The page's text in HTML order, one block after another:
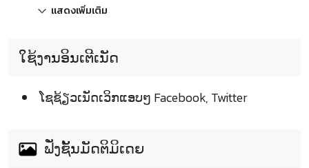
แสดงเพิ่มเติม
ໃຊ້ງານອິນເຕີເນັດ
ໂຊຊ້ຽວເນັດເວິກແອບໆ Facebook, Twitter
ຟັ່ງຊັ້ນມັດຕິມິເດຍ